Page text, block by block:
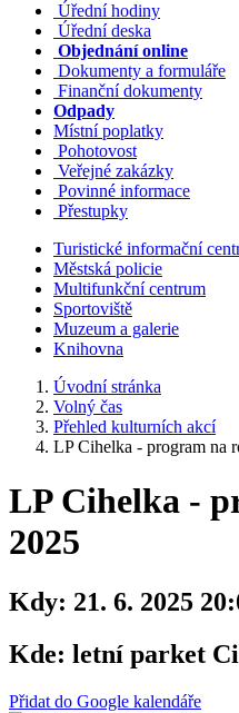
Úřední hodiny
Úřední deska
Objednání online
Dokumenty a formuláře
Finanční dokumenty
Odpady
Místní poplatky
Pohotovost
Veřejné zakázky
Povinné informace
Přestupky
Turistické informační
Městská policie
Multifunkční centrum
Sportoviště
Muzeum a galerie
Knihovna
Úvodní stránka
Volný čas
Přehled kulturních akcí
LP Cihelka - program na
LP Cihelka -
2025
Kdy: 21. 6. 2025
Kde: letní parket
Přidat do Google kalendáře